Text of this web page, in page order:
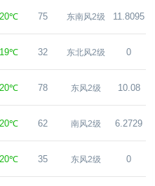
20℃ 75 东南风2级 11.8095
19℃ 32 东北风2级 0
20℃ 78 东风2级 10.08
20℃ 62 南风2级 6.2729
20℃ 35 东风2级 0